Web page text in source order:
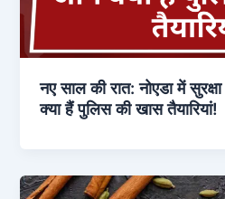
नए साल की रात: नोएडा में
क्या हैं पुलिस की खास तैयारियां!